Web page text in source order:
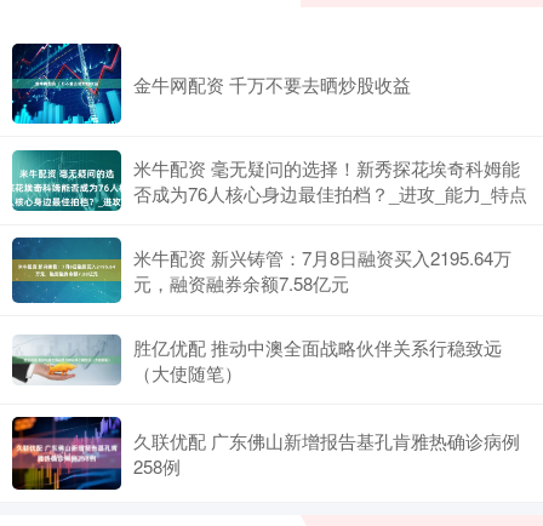
金牛网配资 千万不要去晒炒股收益
米牛配资 毫无疑问的选择！新秀探花埃奇科姆能
否成为76人核心身边最佳拍档？_进攻_能力_特点
米牛配资 新兴铸管：7月8日融资买入2195.64万
元，融资融券余额7.58亿元
胜亿优配 推动中澳全面战略伙伴关系行稳致远
（大使随笔）
久联优配 广东佛山新增报告基孔肯雅热确诊病例
258例